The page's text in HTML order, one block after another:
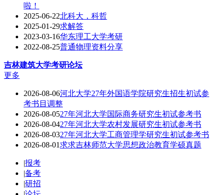
啦！
2025-06-22北科大，科哲
2025-01-29求解答
2023-03-16华东理工大学考研
2022-08-25普通物理资料分享
吉林建筑大学考研论坛
更多
2026-08-06河北大学27年外国语学院研究生招生初试参
考书目调整
2026-08-0527年河北大学国际商务研究生初试参考书
2026-08-0427年河北大学农村发展研究生初试参考书
2026-08-0327年河北大学工商管理学研究生初试参考书
2026-08-01求求吉林师范大学思想政治教育学硕真题
|报考
|备考
|研招